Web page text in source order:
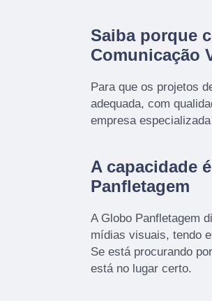
Saiba porque
Comunicação
Para que os projetos
adequada, com
empresa
A capacidade
Panfletagem
A Globo Panfletagem
mídias visuais, tendo
Se está procurando
está no lugar certo.